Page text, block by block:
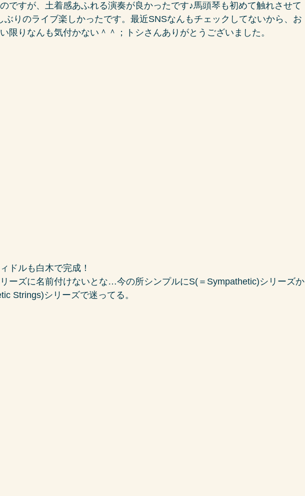
ですが、土着感あふれる演奏が良かったです♪馬頭琴も初めて触れさせて
ぶりのライブ楽しかったです。最近SNSなんもチェックしてないから、お
限りなんも気付かない＾＾；トシさんありがとうございました。
ドルも白木で完成！
ーズに名前付けないとな…今の所シンプルにS(＝Sympathetic)シリーズか
Strings)シリーズで迷ってる。